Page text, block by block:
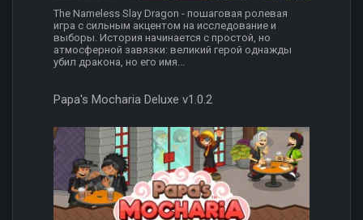
The Nameless Slay Dragon - пошаговая ролевая
игра с сильным акцентом на исследование и
выборы. История начинается с простой, но
атмосферной завязки: великий герой однажды
убил дракона, но его имя...
Papa's Mocharia Deluxe v1.0.2